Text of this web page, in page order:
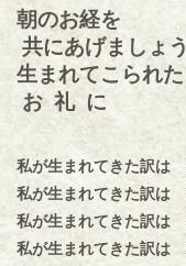
朝のお経を
共にあげましょう
生まれてこられた
お 礼 に
私が生まれてきた訳は
私が生まれてきた訳は
私が生まれてきた訳は
私が生まれてきた訳は